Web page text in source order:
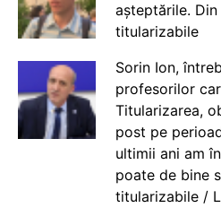
așteptările.
titularizabile
Sorin Ion,
profesorilor
Titularizarea,
post pe
ultimii ani am
poate de bine
titularizabile /